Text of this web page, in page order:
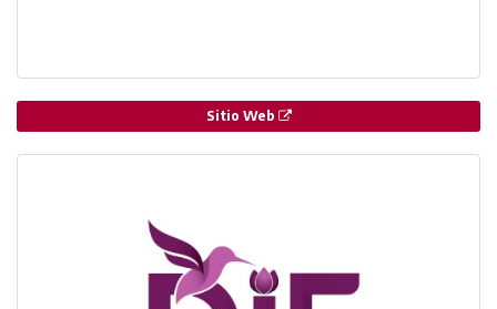
Sitio Web